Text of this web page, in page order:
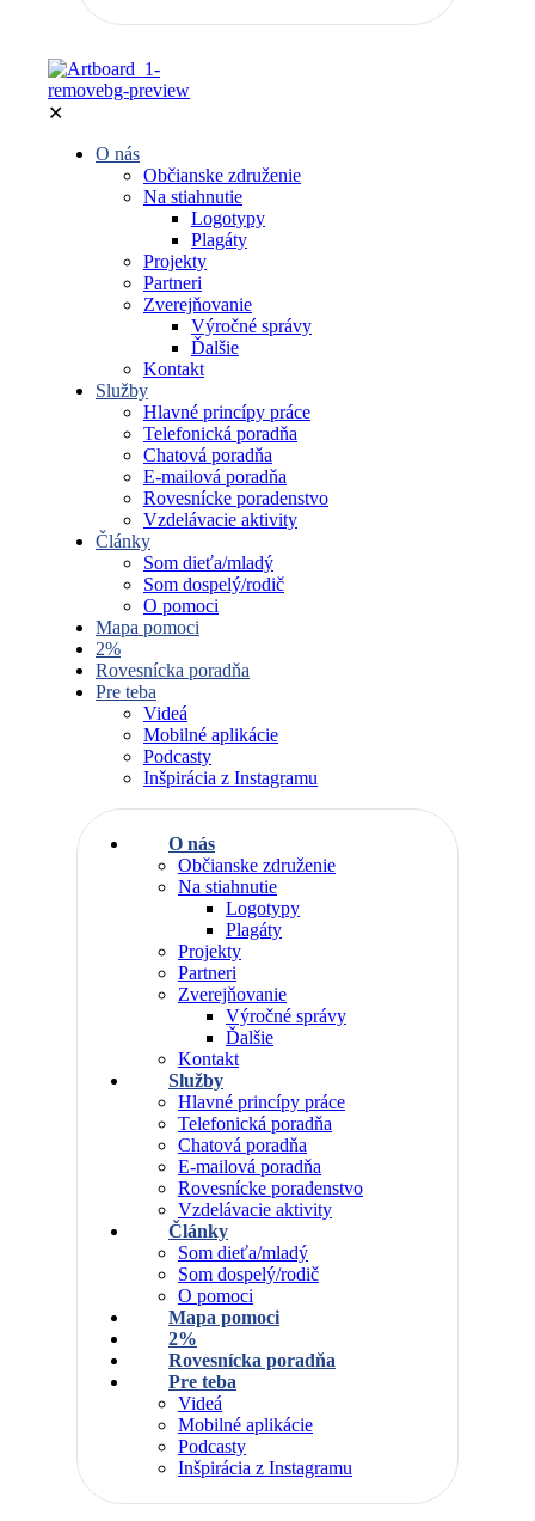
✕
O nás
Občianske združenie
Na stiahnutie
Logotypy
Plagáty
Projekty
Partneri
Zverejňovanie
Výročné správy
Ďalšie
Kontakt
Služby
Hlavné princípy práce
Telefonická poradňa
Chatová poradňa
E-mailová poradňa
Rovesnícke poradenstvo
Vzdelávacie aktivity
Články
Som dieťa/mladý
Som dospelý/rodič
O pomoci
Mapa pomoci
2%
Rovesnícka poradňa
Pre teba
Videá
Mobilné aplikácie
Podcasty
Inšpirácia z Instagramu
O nás
Občianske združenie
Na stiahnutie
Logotypy
Plagáty
Projekty
Partneri
Zverejňovanie
Výročné správy
Ďalšie
Kontakt
Služby
Hlavné princípy práce
Telefonická poradňa
Chatová poradňa
E-mailová poradňa
Rovesnícke poradenstvo
Vzdelávacie aktivity
Články
Som dieťa/mladý
Som dospelý/rodič
O pomoci
Mapa pomoci
2%
Rovesnícka poradňa
Pre teba
Videá
Mobilné aplikácie
Podcasty
Inšpirácia z Instagramu